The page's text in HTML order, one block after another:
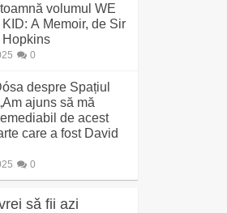
volumul WE
KID: A Memoir, de Sir
0
despre Spațiul
ajuns să mă
de acest
care a fost David
0
să fii azi